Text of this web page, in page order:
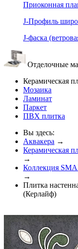
Приоконная
J-Профиль
J-фаска
Отделочные
Керамическая
Мозаика
Ламинат
Паркет
ПВХ плитка
Вы здесь:
Аквакера →
Керамическая
→
Коллекция
→
Плитка
(Керлайф)